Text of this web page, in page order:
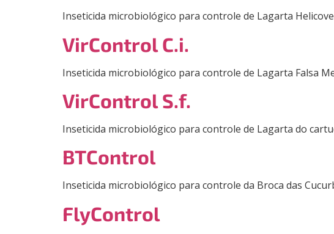
Inseticida microbiológico para controle de Lagarta
VirControl C.i.
Inseticida microbiológico para controle de Lagarta Falsa
VirControl S.f.
Inseticida microbiológico para controle de Lagarta do
BTControl
Inseticida microbiológico para controle da Broca das
FlyControl